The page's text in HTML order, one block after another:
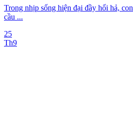
Trong nhịp sống hiện đại đầy hối hả,
cầu ...
25
Th9